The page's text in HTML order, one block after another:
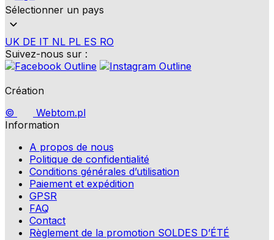
Sélectionner un pays
UK DE IT NL PL ES RO
Suivez-nous sur :
Création
©
Webtom.pl
Information
A propos de nous
Politique de confidentialité
Conditions générales d’utilisation
Paiement et expédition
GPSR
FAQ
Contact
Règlement de la promotion SOLDES D’ÉTÉ